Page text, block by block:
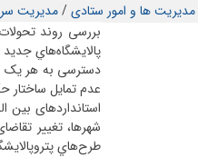
مدیریت ها و امور ستادی/مدیریت
بررسی روند
پالايشگاه‌هاي
دسترسی به هر یک
عدم تمایل ساختار
استانداردهای بین­
شهرها، تغییر
طرح‌هاي